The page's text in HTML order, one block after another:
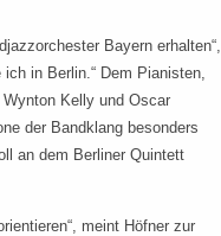
Bayern erhalten“,
in Berlin.“ Dem Pianisten,
Kelly und Oscar
der Bandklang besonders
an dem Berliner Quintett
meint Höfner zur